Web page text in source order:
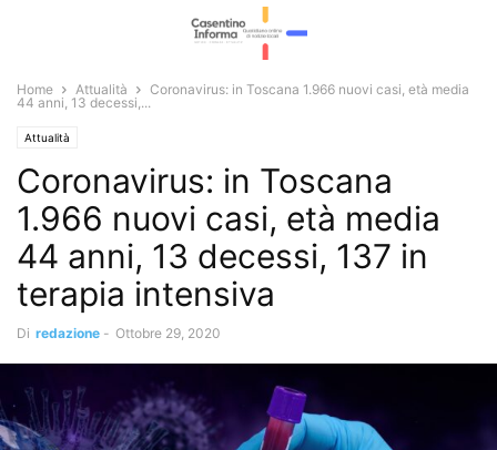
Home Attualità
Coronavirus: in Toscana 1.966 nuovi casi, età media
44 anni, 13 decessi,...
Attualità
Coronavirus: in Toscana
1.966 nuovi casi, età media
44 anni, 13 decessi, 137 in
terapia intensiva
Di redazione - Ottobre 29, 2020